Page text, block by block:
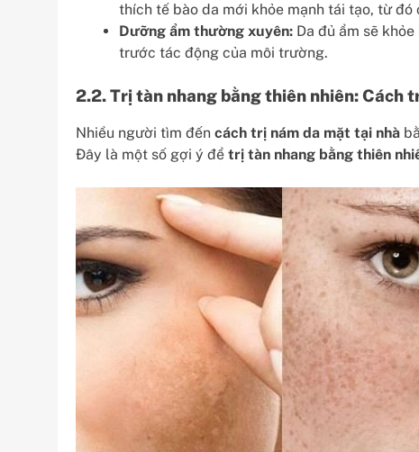
thích tế bào da mới khỏe mạnh tái tạo, từ đó
Dưỡng ẩm thường xuyên: Da đủ ẩm sẽ
trước tác động của môi trường.
2.2. Trị tàn nhang bằng thiên nhiên: Cách
Nhiều người tìm đến cách trị nám da mặt tại nhà
Đây là một số gợi ý để trị tàn nhang bằng thiên